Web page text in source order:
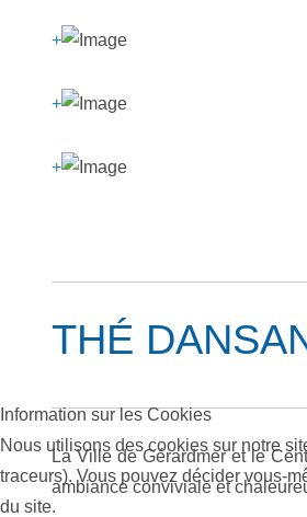
+
+
+
THÉ
La Ville de Gérardmer et le
ambiance conviviale et
Information sur les Cookies
Nous utilisons des cookies sur notre
traceurs). Vous pouvez décider vous-
du site.